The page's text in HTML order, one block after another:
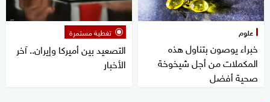
علوم
خبراء يوصون بتناول هذه
المكملات من أجل شيخوخة
صحية أفضل
تغطية مستمرة
التصعيد بين أميركا وإيران.. آخر
الأخبار